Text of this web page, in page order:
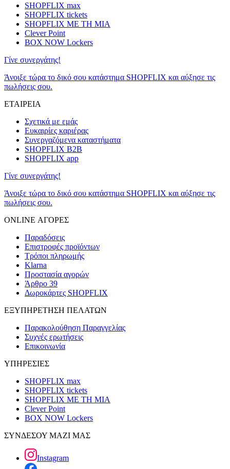
SHOPFLIX max
SHOPFLIX tickets
SHOPFLIX ΜΕ ΤΗ ΜΙΑ
Clever Point
BOX NOW Lockers
Γίνε συνεργάτης!
Άνοιξε τώρα το δικό σου κατάστημα SHOPFLIX και αύξησε τις
πωλήσεις σου.
ΕΤΑΙΡΕΙΑ
Σχετικά με εμάς
Ευκαιρίες καριέρας
Συνεργαζόμενα καταστήματα
SHOPFLIX B2B
SHOPFLIX app
Γίνε συνεργάτης!
Άνοιξε τώρα το δικό σου κατάστημα SHOPFLIX και αύξησε τις
πωλήσεις σου.
ONLINE ΑΓΟΡΕΣ
Παραδόσεις
Επιστροφές προϊόντων
Τρόποι πληρωμής
Klarna
Προστασία αγορών
Άρθρο 39
Δωροκάρτες SHOPFLIX
ΕΞΥΠΗΡΕΤΗΣΗ ΠΕΛΑΤΩΝ
Παρακολούθηση Παραγγελίας
Συχνές ερωτήσεις
Επικοινωνία
ΥΠΗΡΕΣΙΕΣ
SHOPFLIX max
SHOPFLIX tickets
SHOPFLIX ΜΕ ΤΗ ΜΙΑ
Clever Point
BOX NOW Lockers
ΣΥΝΔΕΣΟΥ ΜΑΖΙ ΜΑΣ
Instagram